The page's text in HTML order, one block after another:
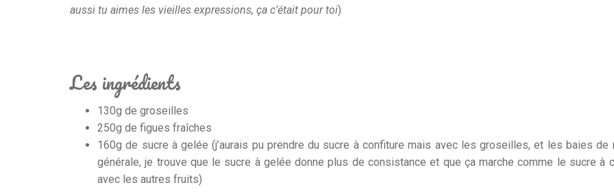
aussi tu aimes les vieilles expressions, ça c’était pour toi)
Les ingrédients
130g de groseilles
250g de figues fraîches
160g de sucre à gelée (j’aurais pu prendre du sucre à confiture mais avec les groseilles, et les baies de
générale, je trouve que le sucre à gelée donne plus de consistance et que ça marche comme le sucre à
avec les autres fruits)